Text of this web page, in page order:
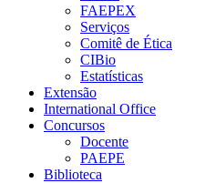
FAEPEX
Serviços
Comitê de Ética
CIBio
Estatísticas
Extensão
International Office
Concursos
Docente
PAEPE
Biblioteca